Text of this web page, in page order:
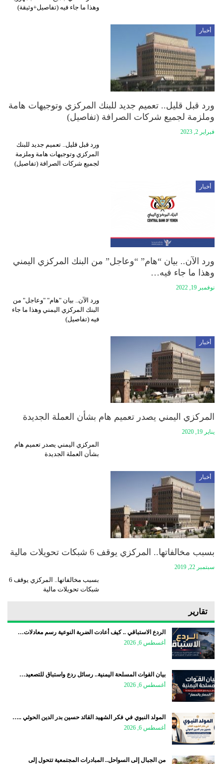
وهذا ما جاء فيه (تفاصيل+وثيقة)
أخبار
ورد قبل قليل.. تعميم جديد للبنك المركزي وتوجيهات هامة
وملزمة لجميع شركات الصرافة (تفاصيل)
فبراير 2, 2023
ورد قبل قليل.. تعميم جديد للبنك
المركزي وتوجيهات هامة وملزمة
لجميع شركات الصرافة (تفاصيل)
أخبار
ورد الآن.. بيان “هام” “وعاجل” من البنك المركزي اليمني
وهذا ما جاء فيه…
نوفمبر 19, 2022
ورد الآن.. بيان "هام" "وعاجل" من
البنك المركزي اليمني وهذا ما جاء
فيه (تفاصيل)
أخبار
المركزي اليمني يصدر تعميم هام بشأن العملة الجديدة
يناير 19, 2020
المركزي اليمني يصدر تعميم هام
بشأن العملة الجديدة
أخبار
بسبب مخالفاتها.. المركزي يوقف 6 شبكات تحويلات مالية
سبتمبر 22, 2019
بسبب مخالفاتها.. المركزي يوقف 6
شبكات تحويلات مالية
تقارير
الردع الاستباقي .. كيف أعادت الضربة النوعية رسم معادلات…
أغسطس 6, 2026
بيان القوات المسلحة اليمنية.. رسائل ردع واستباق للتصعيد…
أغسطس 6, 2026
المولد النبوي في فكر الشهيد القائد حسين بدر الدين الحوثي ..…
أغسطس 6, 2026
من الجبال إلى السواحل.. المبادرات المجتمعية تتحول إلى